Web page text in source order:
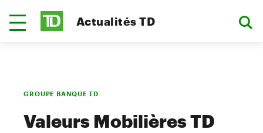
Actualités TD
GROUPE BANQUE TD
Valeurs Mobilières TD